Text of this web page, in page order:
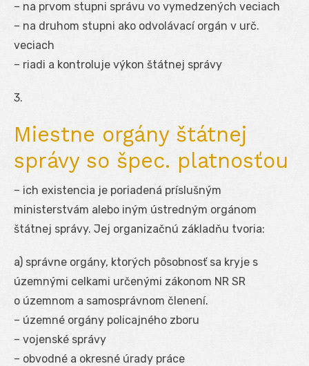
– na prvom stupni správu vo vymedzených veciach
– na druhom stupni ako odvolávací orgán v urč.
veciach
– riadi a kontroluje výkon štátnej správy
3.
Miestne orgány štátnej
správy so špec. platnosťou
– ich existencia je poriadená príslušným
ministerstvám alebo iným ústredným orgánom
štátnej správy. Jej organizačnú základňu tvoria:
a) správne orgány, ktorých pôsobnosť sa kryje s
územnými celkami určenými zákonom NR SR
o územnom a samosprávnom členení.
– územné orgány policajného zboru
– vojenské správy
– obvodné a okresné úrady práce